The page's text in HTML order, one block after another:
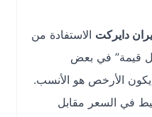
الاستفادة من
في بعض
الأرخص هو الأنسب.
مقابل